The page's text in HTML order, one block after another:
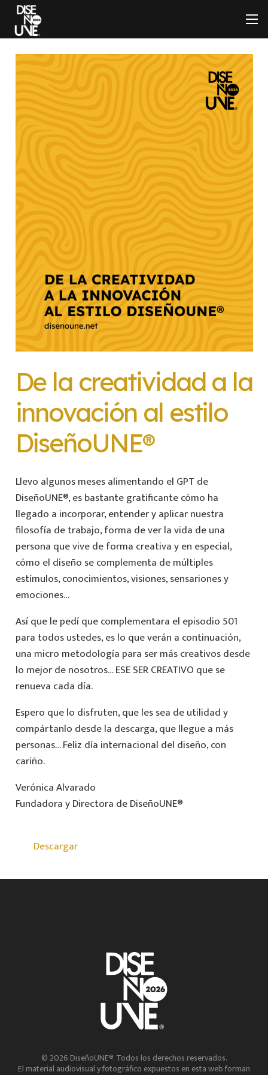
De la creatividad a la
innovación al estilo
DiseñoUNE®
Llevo algunos meses alimentando el GPT de
DiseñoUNE®, es bastante gratificante cómo ha
llegado a incorporar, entender y aplicar nuestra
filosofía de trabajo, forma de ver la vida de una
persona que vive de forma creativa y en especial,
cómo el diseño se complementa de múltiples
estímulos, conocimientos, visiones, sensariones y
emociones…
Así que le pedí que complementara el episodio 501
para todos ustedes, es lo que verán a continuación,
una micro metodología para ser más creativos desde
lo mejor de nosotros… ESE SER CREATIVO que se
renueva cada día.
Espero que lo disfruten, que les sea de utilidad y
compártanlo desde la descarga, que llegue a más
personas… Feliz día internacional del diseño, con
cariño.
Verónica Alvarado
Fundadora y Directora de DiseñoUNE®
Descargar
© 2026 DiseñoUNE®. Todos los derechos reservados.
El material audiovisual y fotográfico expuestos en esta web forman